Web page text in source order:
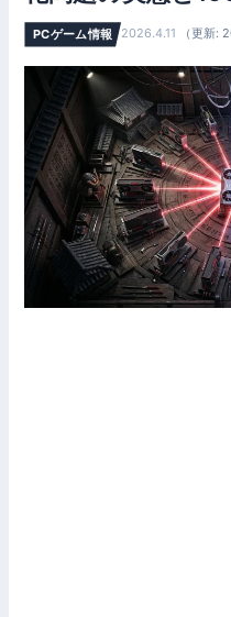
PCゲーム情報 2026.4.11 （更新: